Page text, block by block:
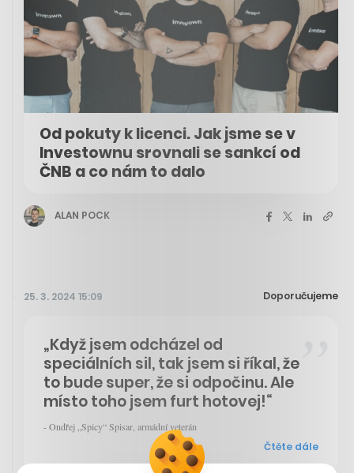
Od pokuty k licenci. Jak jsme se v
Investownu srovnali se sankcí od
ČNB a co nám to dalo
ALAN POCK
25. 3. 2024 15:09 Doporučujeme
„Když jsem odcházel od
speciálních sil, tak jsem si říkal, že
to bude super, že si odpočinu. Ale
místo toho jsem furt hotovej!“
- Ondřej „Spicy“ Spisar, armádní veterán
Čtěte dále